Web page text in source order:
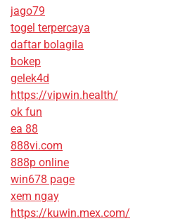
jago79
togel terpercaya
daftar bolagila
bokep
gelek4d
https://vipwin.health/
ok fun
ea 88
888vi.com
888p online
win678 page
xem ngay
https://kuwin.mex.com/